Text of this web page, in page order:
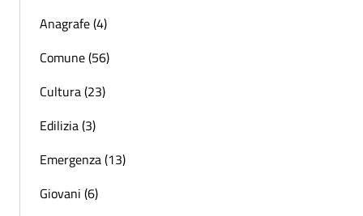
Anagrafe (4)
Comune (56)
Cultura (23)
Edilizia (3)
Emergenza (13)
Giovani (6)